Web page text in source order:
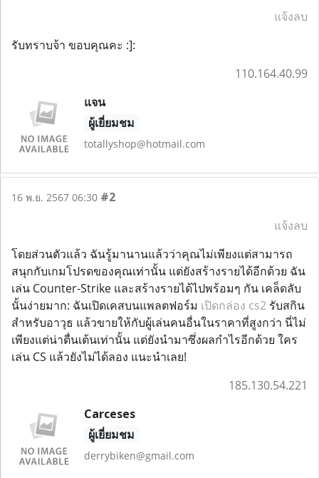
แจ้งลบ
รับทราบจ้า ขอบคุณคะ :]:
110.164.40.99
แจน
ผู้เยี่ยมชม
totallyshop@hotmail.com
16 พ.ย. 2567 06:30 #2
แจ้งลบ
โดยส่วนตัวแล้ว ฉันรู้มานานแล้วว่าคุณไม่เพียงแต่สามารถ
สนุกกับเกมโปรดของคุณเท่านั้น แต่ยังสร้างรายได้อีกด้วย ฉัน
เล่น Counter-Strike และสร้างรายได้ไปพร้อมๆ กัน เคล็ดลับ
นั้นง่ายมาก: ฉันเปิดเคสบนแพลตฟอร์ม เปิดกล่อง cs2 รับสกิน
สำหรับอาวุธ แล้วขายให้กับผู้เล่นคนอื่นในราคาที่สูงกว่า นี่ไม่
เพียงแต่น่าตื่นเต้นเท่านั้น แต่ยังนำมาซึ่งผลกำไรอีกด้วย ใคร
เล่น CS แล้วยังไม่ได้ลอง แนะนำเลย!
185.130.54.221
Carceses
ผู้เยี่ยมชม
derrybiken@gmail.com